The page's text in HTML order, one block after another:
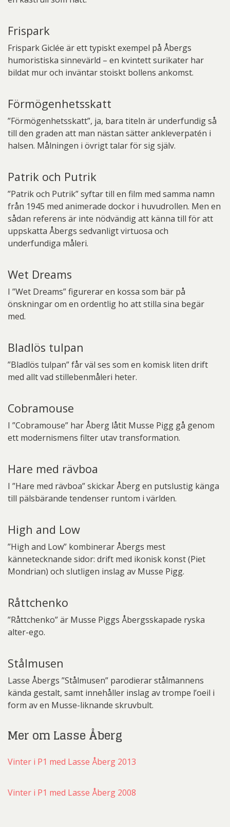
Frispark
Frispark Giclée är ett typiskt exempel på Åbergs
humoristiska sinnevärld – en kvintett surikater har
bildat mur och inväntar stoiskt bollens ankomst.
Förmögenhetsskatt
”Förmögenhetsskatt”, ja, bara titeln är underfundig så
till den graden att man nästan sätter ankleverpatén i
halsen. Målningen i övrigt talar för sig själv.
Patrik och Putrik
”Patrik och Putrik” syftar till en film med samma namn
från 1945 med animerade dockor i huvudrollen. Men en
sådan referens är inte nödvändig att känna till för att
uppskatta Åbergs sedvanligt virtuosa och
underfundiga måleri.
Wet Dreams
I ”Wet Dreams” figurerar en kossa som bär på
önskningar om en ordentlig ho att stilla sina begär
med.
Bladlös tulpan
”Bladlös tulpan” får väl ses som en komisk liten drift
med allt vad stillebenmåleri heter.
Cobramouse
I ”Cobramouse” har Åberg låtit Musse Pigg gå genom
ett modernismens filter utav transformation.
Hare med rävboa
I ”Hare med rävboa” skickar Åberg en putslustig känga
till pälsbärande tendenser runtom i världen.
High and Low
”High and Low” kombinerar Åbergs mest
kännetecknande sidor: drift med ikonisk konst (Piet
Mondrian) och slutligen inslag av Musse Pigg.
Råttchenko
”Råttchenko” är Musse Piggs Åbergsskapade ryska
alter-ego.
Stålmusen
Lasse Åbergs ”Stålmusen” parodierar stålmannens
kända gestalt, samt innehåller inslag av trompe l’oeil i
form av en Musse-liknande skruvbult.
Mer om Lasse Åberg
Vinter i P1 med Lasse Åberg 2013
Vinter i P1 med Lasse Åberg 2008